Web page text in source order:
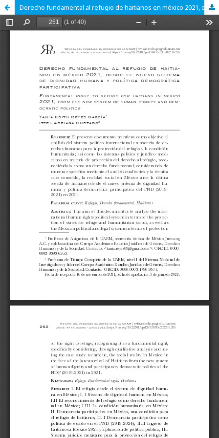
Derecho fundamental al refugio de haitianos en méxico 2021, desde el nuevo sistema de dignidad humana y política democrática participativa